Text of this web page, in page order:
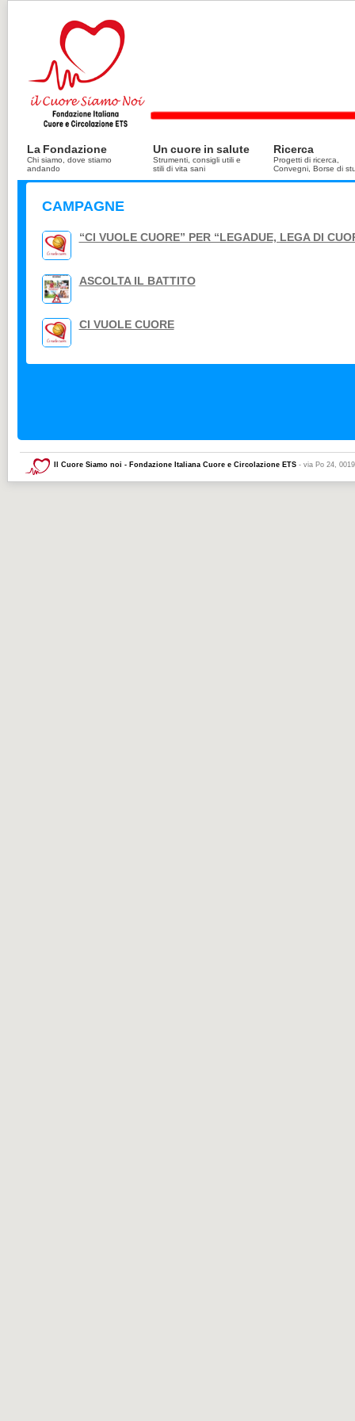
La Fondazione
Chi siamo, dove stiamo
andando
Un cuore in salute
Strumenti, consigli utili e
stili di vita sani
Ricerca
Progetti di ricerca,
Convegni, Borse di
CAMPAGNE
“CI VUOLE CUORE” PER “LEGADUE, LEGA DI
ASCOLTA IL BATTITO
CI VUOLE CUORE
Il Cuore Siamo noi - Fondazione Italiana Cuore e Circolazione ETS - via Po 24,